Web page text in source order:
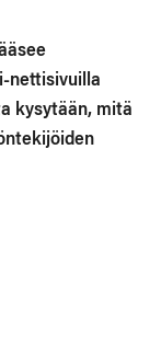
nettisivuilla
kysytään, mitä